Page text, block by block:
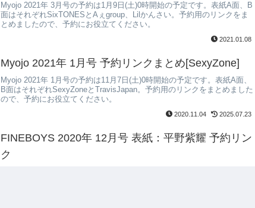
Myojo 2021年 3月号の予約は1月9日(土)0時開始の予定です。表紙A面、B
面はそれぞれSixTONESとAぇgroup、Lilかんさい。予約用のリンクをま
とめましたので、予約にお役立てください。
2021.01.08
Myojo 2021年 1月号 予約リンクまとめ[SexyZone]
Myojo 2021年 1月号の予約は11月7日(土)0時開始の予定です。表紙A面、
B面はそれぞれSexyZoneとTravisJapan。予約用のリンクをまとめました
ので、予約にお役立てください。
2020.11.04 2025.07.23
FINEBOYS 2020年 12月号 表紙：平野紫耀 予約リン
ク